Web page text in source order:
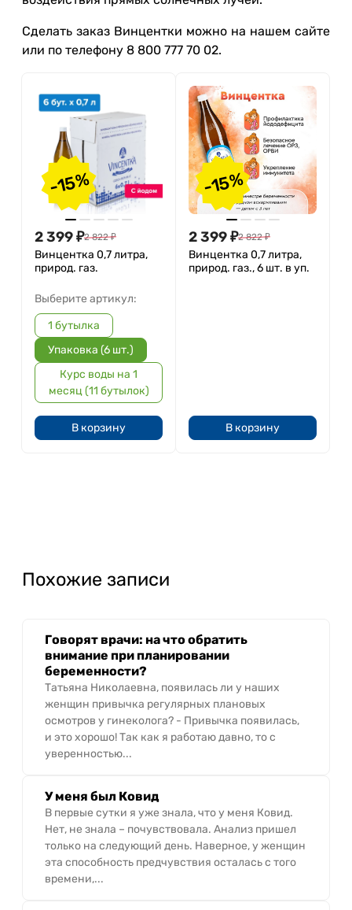
Сделать заказ Винцентки можно на нашем сайте
или по телефону 8 800 777 70 02.
-15%
2 399₽2 822 ₽
Винцентка 0,7 литра,
природ. газ.
Выберите артикул:
1 бутылка
Упаковка (6 шт.)
Курс воды на 1
месяц (11 бутылок)
В корзину
-15%
2 399₽2 822 ₽
Винцентка 0,7 литра,
природ. газ., 6 шт. в уп.
В корзину
Похожие записи
Говорят врачи: на что обратить
внимание при планировании
беременности?
Татьяна Николаевна, появилась ли у наших
женщин привычка регулярных плановых
осмотров у гинеколога? - Привычка появилась,
и это хорошо! Так как я работаю давно, то с
уверенностью...
У меня был Ковид
В первые сутки я уже знала, что у меня Ковид.
Нет, не знала – почувствовала. Анализ пришел
только на следующий день. Наверное, у женщин
эта способность предчувствия осталась с того
времени,...